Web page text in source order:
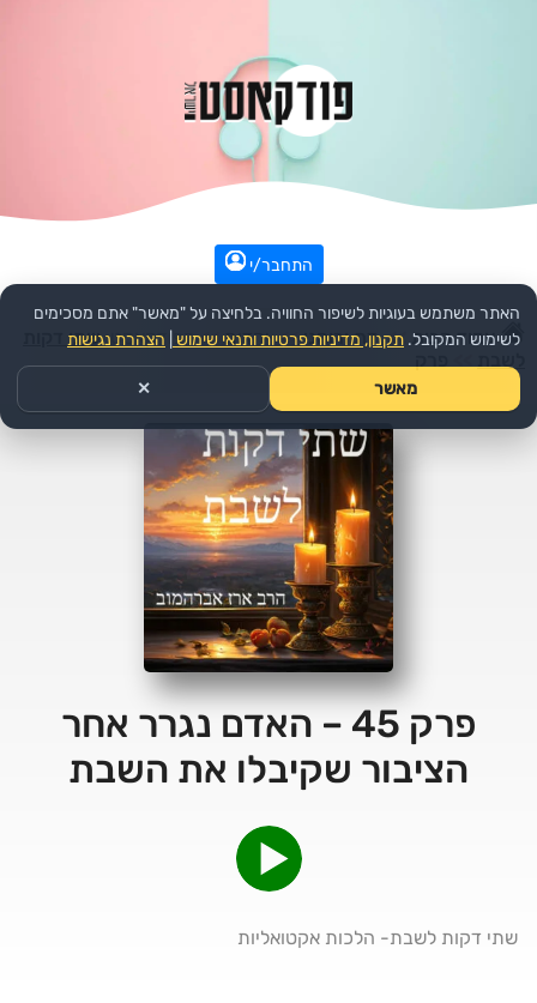
התחבר/י
עמוד הבית >> דת ורוחני >> יהדות >>הפודקאסט: שתי דקות
פרק 45 – האדם נגרר אחר
הציבור שקיבלו את השבת
שתי דקות לשבת- הלכות אקטואליות
האתר משתמש בעוגיות לשיפור החוויה. בלחיצה על "מאשר" אתם מסכימים
לשימוש המקובל. תקנון, מדיניות פרטיות ותנאי שימוש הצהרת נגישות
מאשר ✕